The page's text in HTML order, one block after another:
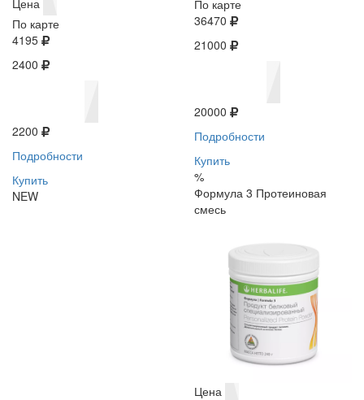
Цена
По карте
4195
2400
2200
Подробности
Купить
NEW
По карте
36470
21000
20000
Подробности
Купить
%
Формула 3 Протеиновая
смесь
Цена